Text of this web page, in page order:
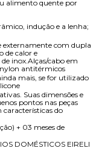
alimento quente por
indução e a lenha;
externamente com dupla
de calor e
inox.Alças/cabo em
antitérmicos
mais, se for utilizado
Suas dimensões e
pontos nas peças
características do
+ 03 meses de
DOMÉSTICOS EIRELI